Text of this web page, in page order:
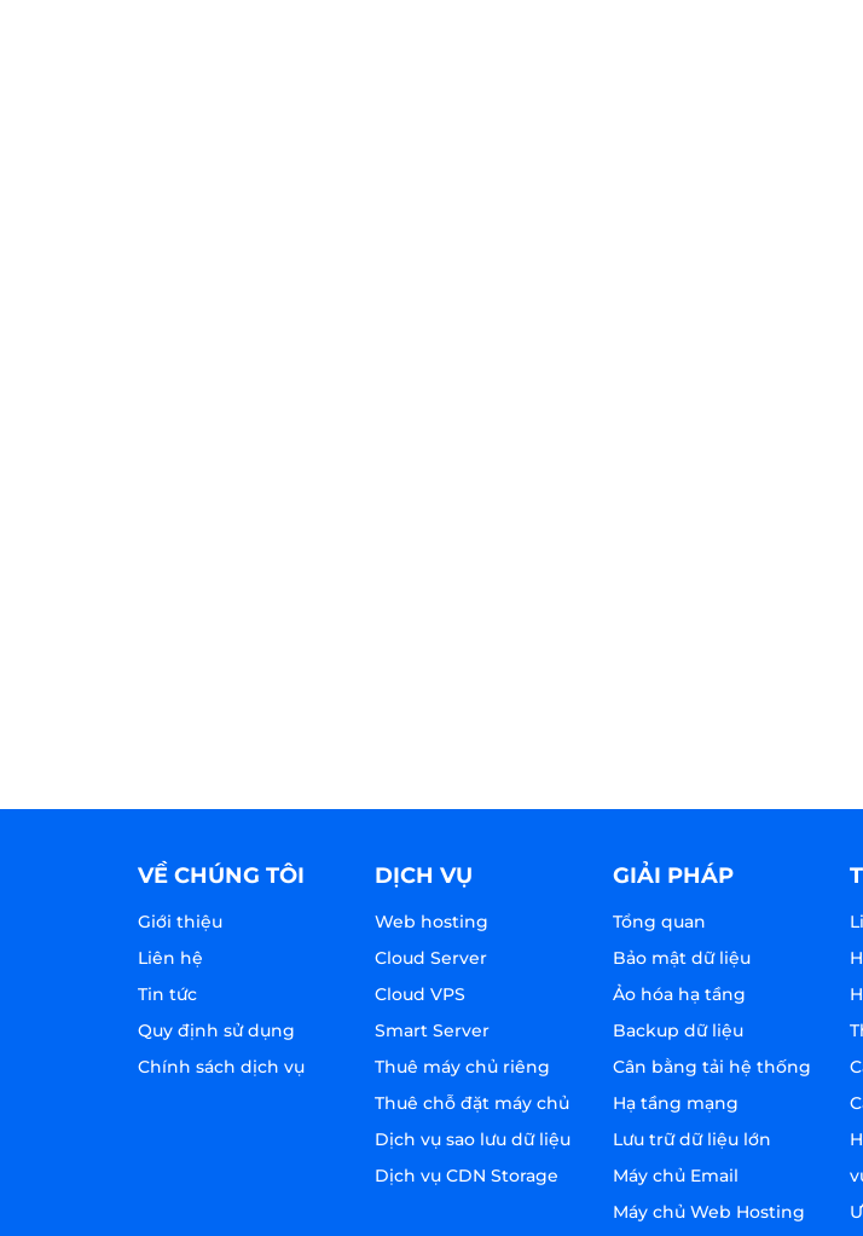
VỀ CHÚNG TÔI
Giới thiệu
Liên hệ
Tin tức
Quy định sử dụng
Chính sách dịch vụ
DỊCH VỤ
Web hosting
Cloud Server
Cloud VPS
Smart Server
Thuê máy chủ riêng
Thuê chỗ đặt máy chủ
Dịch vụ sao lưu dữ liệu
Dịch vụ CDN Storage
GIẢI PHÁP
Tổng quan
Bảo mật dữ liệu
Ảo hóa hạ tầng
Backup dữ liệu
Cân bằng tải hệ thống
Hạ tầng mạng
Lưu trữ dữ liệu lớn
Máy chủ Email
Máy chủ Web Hosting